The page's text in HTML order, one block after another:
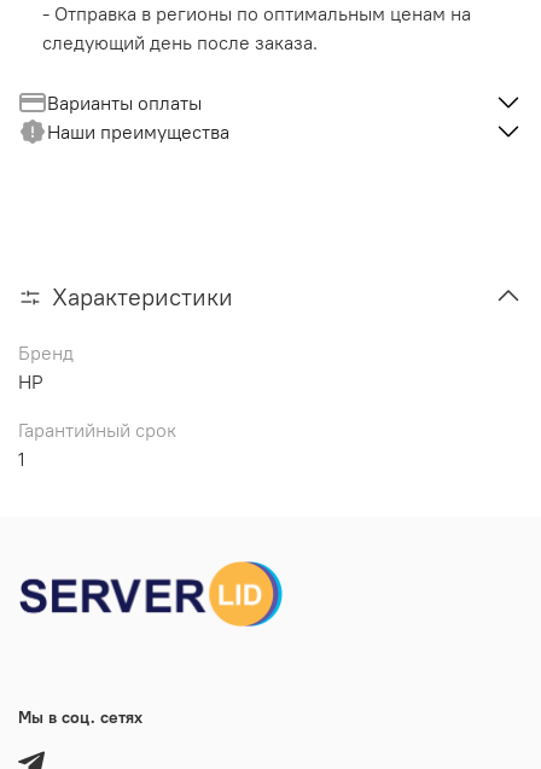
- Отправка в регионы по оптимальным ценам на
следующий день после заказа.
Варианты оплаты
Наши преимущества
Характеристики
Бренд
HP
Гарантийный срок
1
Мы в соц. сетях